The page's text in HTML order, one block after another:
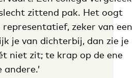
zittend pak. Het oogt
zeker van een
je van dichterbij, dan zie je
niet zit; te krap op de ene